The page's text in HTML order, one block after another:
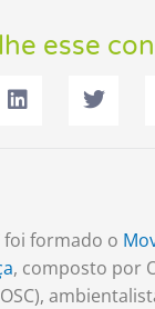
esse
foi formado o
, composto por